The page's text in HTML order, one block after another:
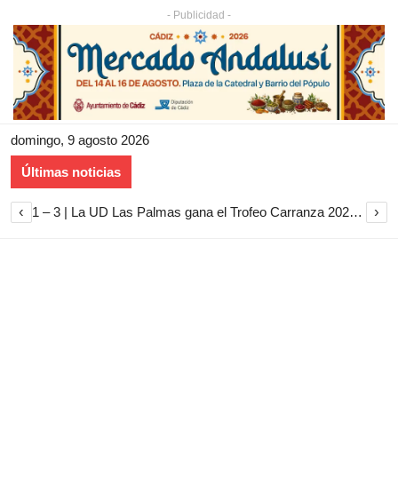
- Publicidad -
domingo, 9 agosto 2026
Últimas noticias
‹ 1 – 3 | La UD Las Palmas gana el Trofeo Carranza 2026 tras imponerse al Cádiz CF ›